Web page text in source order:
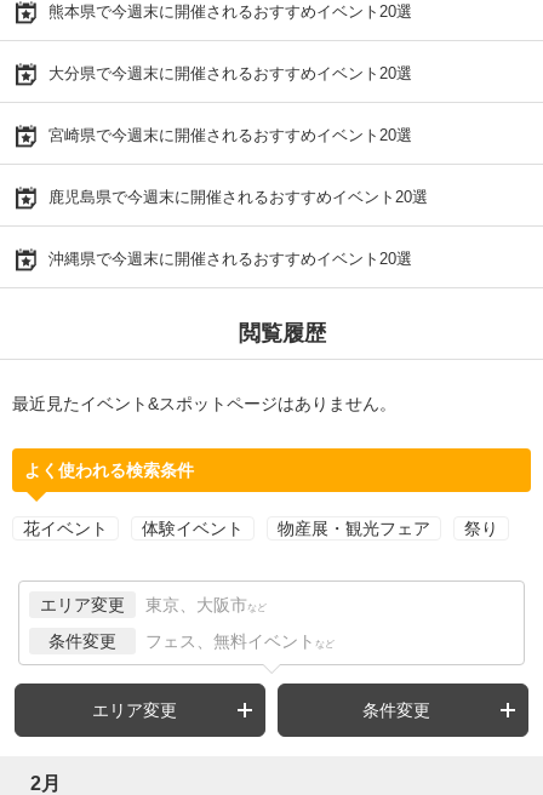
熊本県で今週末に開催されるおすすめイベント20選
大分県で今週末に開催されるおすすめイベント20選
宮崎県で今週末に開催されるおすすめイベント20選
鹿児島県で今週末に開催されるおすすめイベント20選
沖縄県で今週末に開催されるおすすめイベント20選
閲覧履歴
最近見たイベント&スポットページはありません。
よく使われる検索条件
花イベント 体験イベント 物産展・観光フェア 祭り
エリア変更 東京、大阪市 など
条件変更 フェス、無料イベント など
エリア変更 条件変更
2月